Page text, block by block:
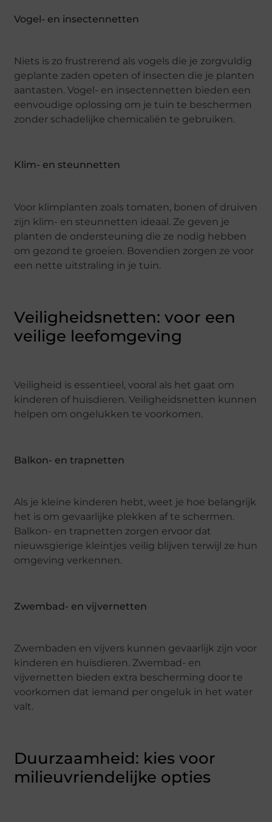
Vogel- en insectennetten
Niets is zo frustrerend als vogels die je zorgvuldig
geplante zaden opeten of insecten die je planten
aantasten. Vogel- en insectennetten bieden een
eenvoudige oplossing om je tuin te beschermen
zonder schadelijke chemicaliën te gebruiken.
Klim- en steunnetten
Voor klimplanten zoals tomaten, bonen of druiven
zijn klim- en steunnetten ideaal. Ze geven je
planten de ondersteuning die ze nodig hebben
om gezond te groeien. Bovendien zorgen ze voor
een nette uitstraling in je tuin.
Veiligheidsnetten: voor een
veilige leefomgeving
Veiligheid is essentieel, vooral als het gaat om
kinderen of huisdieren. Veiligheidsnetten kunnen
helpen om ongelukken te voorkomen.
Balkon- en trapnetten
Als je kleine kinderen hebt, weet je hoe belangrijk
het is om gevaarlijke plekken af te schermen.
Balkon- en trapnetten zorgen ervoor dat
nieuwsgierige kleintjes veilig blijven terwijl ze hun
omgeving verkennen.
Zwembad- en vijvernetten
Zwembaden en vijvers kunnen gevaarlijk zijn voor
kinderen en huisdieren. Zwembad- en
vijvernetten bieden extra bescherming door te
voorkomen dat iemand per ongeluk in het water
valt.
Duurzaamheid: kies voor
milieuvriendelijke opties